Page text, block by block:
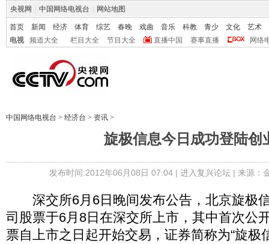
央视网 中国网络电视台 网站地图
首页 新闻 经济 体育 综艺 春晚 戏曲 音乐 科教 青少 文化
艺术
电视
频道大全 栏目大全 节目大全 直播中国 赛事直播 网络
中国网络电视台 > 经济台 > 资讯 >
旋极信息今日成功登陆创
发布时间:2012年06月08日 07:04 | 进入复兴论坛| 来源：
深交所6月6日晚间发布公告，北京旋极
司股票于6月8日在深交所上市，其中首次公
票自上市之日起开始交易，证券简称为“旋极